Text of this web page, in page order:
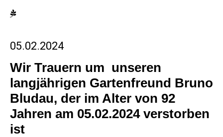
05.02.2024
Wir Trauern um unseren
langjährigen Gartenfreund Bruno
Bludau, der im Alter von 92
Jahren am 05.02.2024 verstorben
ist